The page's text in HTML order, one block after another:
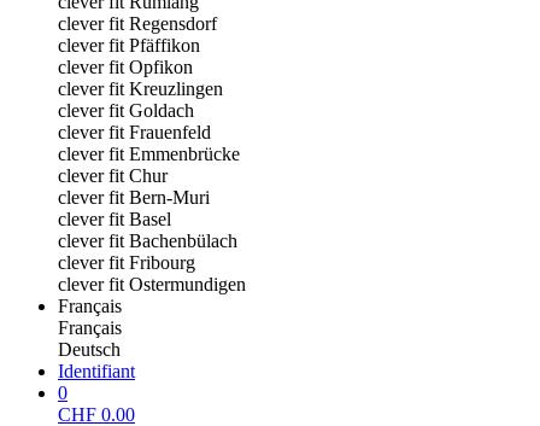
clever fit Regensdorf
clever fit Pfäffikon
clever fit Opfikon
clever fit Kreuzlingen
clever fit Goldach
clever fit Frauenfeld
clever fit Emmenbrücke
clever fit Chur
clever fit Bern-Muri
clever fit Basel
clever fit Bachenbülach
clever fit Fribourg
clever fit Ostermundigen
Français
Français
Deutsch
Identifiant
0
CHF 0.00